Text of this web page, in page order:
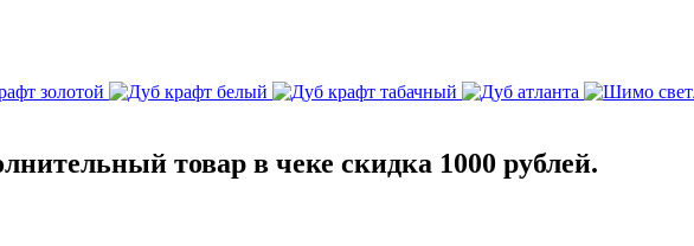
товар в чеке скидка 1000 рублей.